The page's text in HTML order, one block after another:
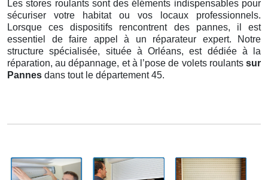
Les stores roulants sont des éléments indispensables pour
sécuriser votre habitat ou vos locaux professionnels.
Lorsque ces dispositifs rencontrent des pannes, il est
essentiel de faire appel à un réparateur expert. Notre
structure spécialisée, située à Orléans, est dédiée à la
réparation, au dépannage, et à l’pose de volets roulants sur
Pannes dans tout le département 45.